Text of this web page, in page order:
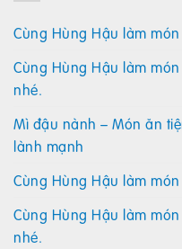
Cùng Hùng Hậu làm
Cùng Hùng Hậu làm
nhé.
Mì đậu nành – Món ăn
lành mạnh
Cùng Hùng Hậu làm
Cùng Hùng Hậu làm
nhé.